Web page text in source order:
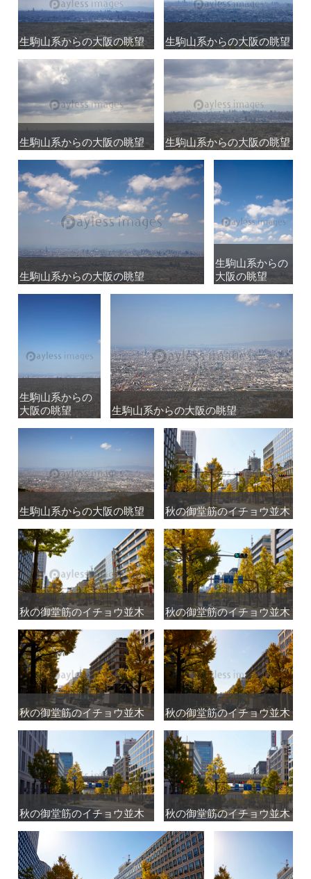
生駒山系からの大阪の眺望
生駒山系からの大阪の眺望 生駒山系からの大阪の眺望
生駒山系からの大阪の眺望
生駒山系からの大阪の眺望
生駒山系からの大阪の眺望 生駒山系からの大阪の眺望
生駒山系からの大阪の眺望
生駒山系からの大阪の眺望
生駒山系からの大阪の眺望
生駒山系からの
大阪の眺望
生駒山系からの
大阪の眺望
生駒山系からの
大阪の眺望
生駒山系からの
大阪の眺望
生駒山系からの大阪の眺望
生駒山系からの大阪の眺望
生駒山系からの大阪の眺望
生駒山系からの大阪の眺望 秋の御堂筋のイチョウ並木
秋の御堂筋のイチョウ並木
秋の御堂筋のイチョウ並木
秋の御堂筋のイチョウ並木 秋の御堂筋のイチョウ並木
秋の御堂筋のイチョウ並木
秋の御堂筋のイチョウ並木
秋の御堂筋のイチョウ並木 秋の御堂筋のイチョウ並木
秋の御堂筋のイチョウ並木
秋の御堂筋のイチョウ並木
秋の御堂筋のイチョウ並木 秋の御堂筋のイチョウ並木
秋の御堂筋のイチョウ並木